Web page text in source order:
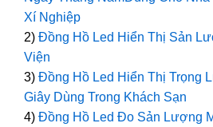
Xí Nghiệp
2) Đồng Hồ Led Hiển Thị Sản
Viện
3) Đồng Hồ Led Hiển Thị Trọng
Giây Dùng Trong Khách Sạn
4) Đồng Hồ Led Đo Sản Lượng